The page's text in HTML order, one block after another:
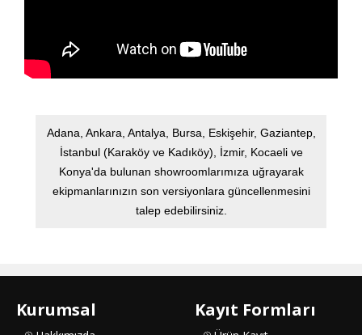
Adana, Ankara, Antalya, Bursa, Eskişehir, Gaziantep,
İstanbul (Karaköy ve Kadıköy), İzmir, Kocaeli ve
Konya'da bulunan showroomlarımıza uğrayarak
ekipmanlarınızın son versiyonlara güncellenmesini
talep edebilirsiniz.
Kurumsal Kayıt Formları